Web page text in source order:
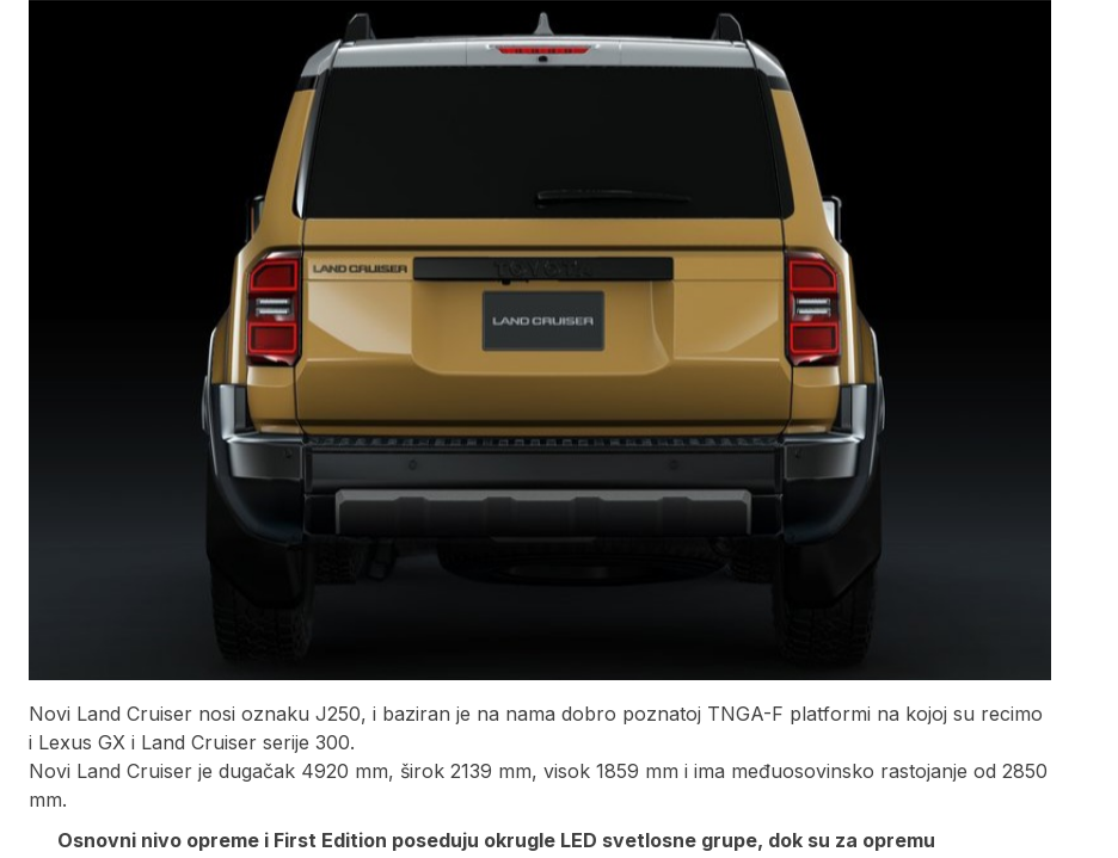
Novi Land Cruiser nosi oznaku J250, i baziran je na nama dobro poznatoj TNGA-F platformi na kojoj su recimo
i Lexus GX i Land Cruiser serije 300.
Novi Land Cruiser je dugačak 4920 mm, širok 2139 mm, visok 1859 mm i ima međuosovinsko rastojanje od 2850
mm.
Osnovni nivo opreme i First Edition poseduju okrugle LED svetlosne grupe, dok su za opremu